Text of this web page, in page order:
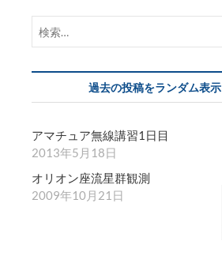
過去の投稿をランダム表示
アマチュア無線講習1日目
2013年5月18日
オリオン座流星群観測
2009年10月21日